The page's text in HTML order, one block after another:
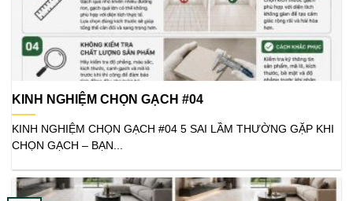
KINH NGHIỆM CHỌN GẠCH #04
KINH NGHIỆM CHỌN GẠCH #04 5 SAI LẦM THƯỜNG GẶP KHI
CHỌN GẠCH – BẠN...